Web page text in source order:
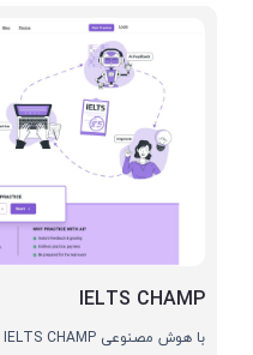
IELTS CHAMP